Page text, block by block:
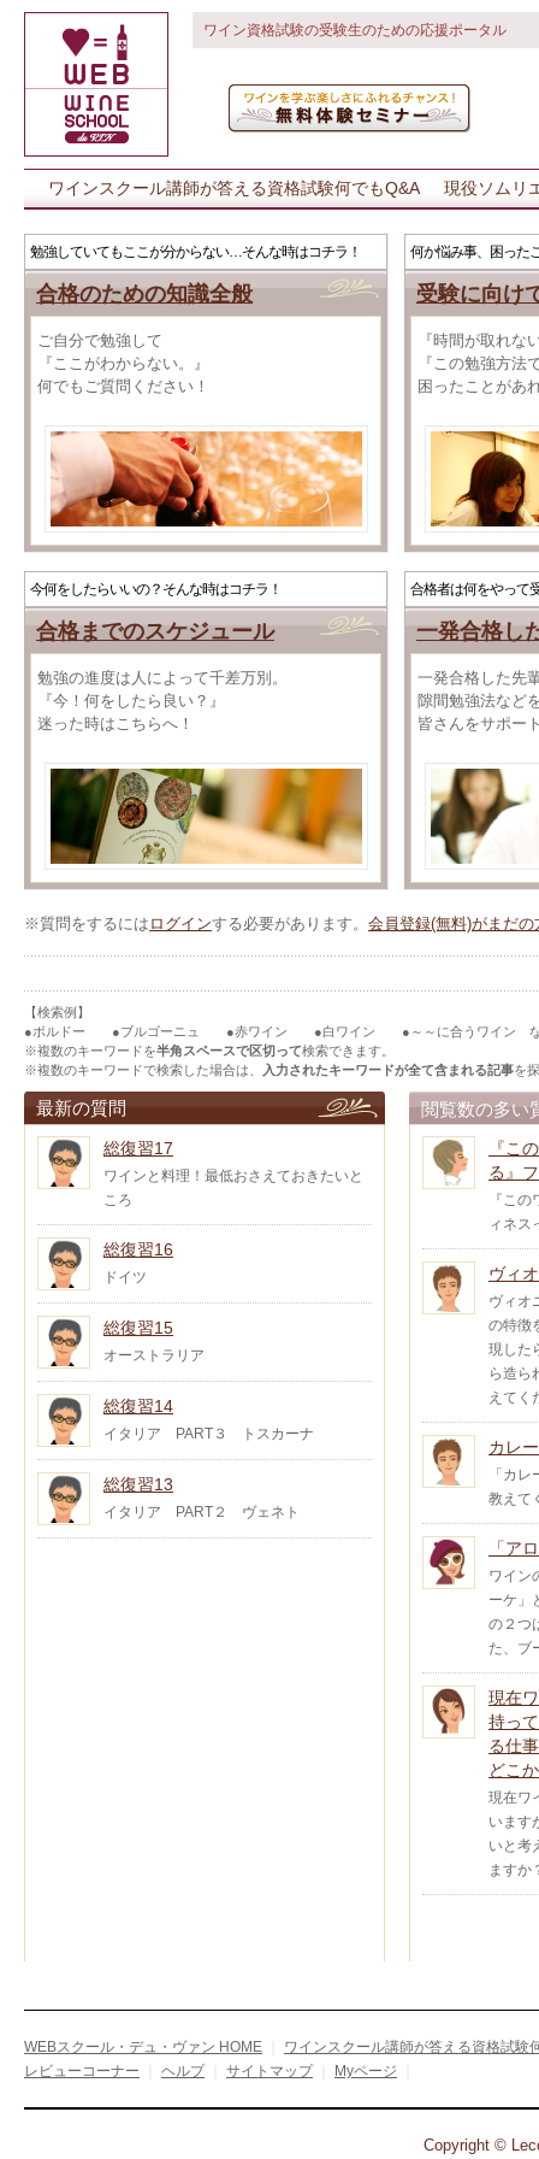
ワイン資格試験の受験生のための応援ポータル
ワインスクール講師が答える資格試験何でもQ&A 現役ソムリ
勉強していてもここが分からない…そんな時はコチラ！
合格のための知識全般
ご自分で勉強して
『ここがわからない。』
何でもご質問ください！
何か悩み事、困った
受験に向け
『時間が取れな
『この勉強方法
困ったことがあ
今何をしたらいいの？そんな時はコチラ！
合格までのスケジュール
勉強の進度は人によって千差万別。
『今！何をしたら良い？』
迷った時はこちらへ！
合格者は何をやって
一発合格し
一発合格した先
隙間勉強法など
皆さんをサポー
※質問をするには ログインする必要があります。 会員登録(無料)がまだの
【検索例】
●ボルドー ●ブルゴーニュ ●赤ワイン ●白ワイン ●～～に合うワイン
※複数のキーワードを半角スペースで区切って検索できます。
※複数のキーワードで検索した場合は、
入力されたキーワードが全て含まれる記事を
最新の質問
総復習17
ワインと料理！最低おさえておきたいと
ころ
総復習16
ドイツ
総復習15
オーストラリア
総復習14
イタリア PART３ トスカーナ
総復習13
イタリア PART２ ヴェネト
閲覧数の多い
『こ
る』
『こ
ィネス
ヴィ
ヴィオ
の特徴
現した
ら造ら
えてく
カレ
「カ
教えて
「ア
ワイン
ーケ」
の２つ
た、ブ
現在
持っ
る仕
どこ
現在ワ
います
いと考
ますか
WEBスクール・デュ・ヴァン HOME
ワインスクール講師が答える資格試験
レビューコーナー
ヘルプ｜ サイトマップ｜ Myページ
Copyright ©